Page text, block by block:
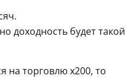
доходность будет такой
на торговлю х200, то